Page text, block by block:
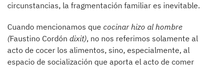
circunstancias, la fragmentación familiar es inevitable.
Cuando mencionamos que cocinar hizo al hombre
(Faustino Cordón dixit), no nos referimos solamente al
acto de cocer los alimentos, sino, especialmente, al
espacio de socialización que aporta el acto de comer